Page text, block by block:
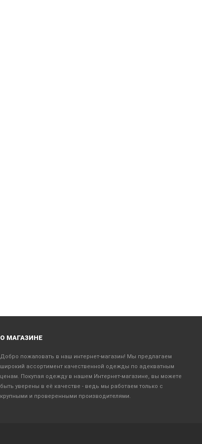
О МАГАЗИНЕ
Добро пожаловать в наш интернет-магазин! Мы предлагаем
широкий ассортимент качественной одежды по адекватным
ценам. Покупая одежду в нашем Интернет-магазине, вы можете
быть уверены в её качестве - ведь мы работаем только с
крупными и проверенными производителями.